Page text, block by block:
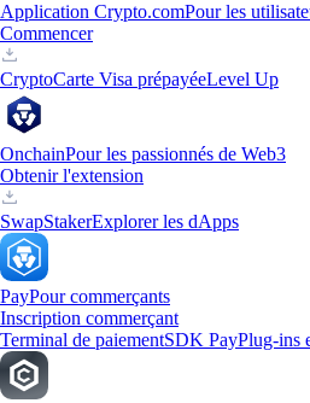
Application Crypto.comPour les
Commencer
CryptoCarte Visa prépayéeLevel Up
OnchainPour les passionnés de Web3
Obtenir l'extension
SwapStakerExplorer les dApps
PayPour commerçants
Inscription commerçant
Terminal de paiementSDK PayPlug-ins